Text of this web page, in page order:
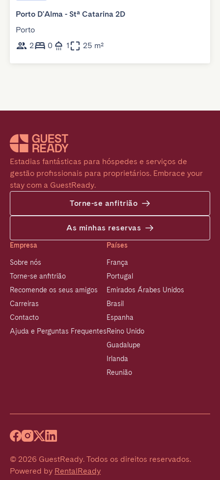
Porto D'Alma - Stª Catarina 2D
Porto
2
0 1 25 m²
Estadias fantásticas para hóspedes e serviços de
gestão profissionais para proprietários. Embrace your
stay com a GuestReady.
Torne-se anfitrião
As minhas reservas
Empresa
Sobre nós
Torne-se anfitrião
Recomende os seus amigos
Carreiras
Contacto
Ajuda e Perguntas Frequentes
Países
França
Portugal
Emirados Árabes Unidos
Brasil
Espanha
Reino Unido
Guadalupe
Irlanda
Reunião
© 2026 GuestReady. Todos os direitos reservados.
Powered by RentalReady